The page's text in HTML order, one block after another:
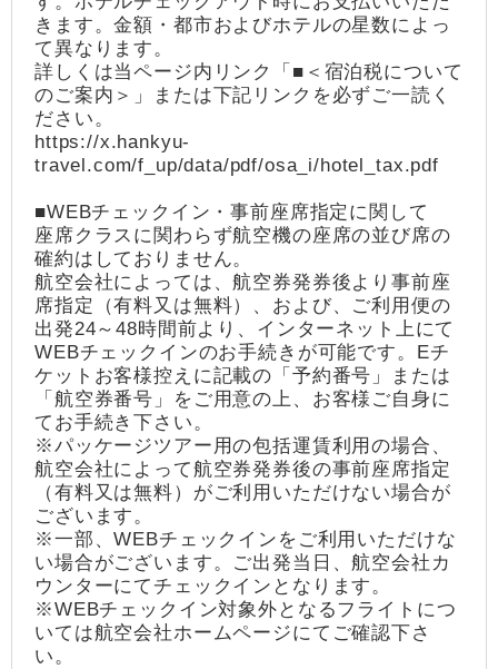
きます。金額・都市およびホテルの星数によっ
て異なります。
詳しくは当ページ内リンク「■＜宿泊税について
のご案内＞」または下記リンクを必ずご一読く
ださい。
https://x.hankyu-
travel.com/f_up/data/pdf/osa_i/hotel_tax.pdf
■WEBチェックイン・事前座席指定に関して
座席クラスに関わらず航空機の座席の並び席の
確約はしておりません。
航空会社によっては、航空券発券後より事前座
席指定（有料又は無料）、および、ご利用便の
出発24～48時間前より、インターネット上にて
WEBチェックインのお手続きが可能です。Eチ
ケットお客様控えに記載の「予約番号」または
「航空券番号」をご用意の上、お客様ご自身に
てお手続き下さい。
※パッケージツアー用の包括運賃利用の場合、
航空会社によって航空券発券後の事前座席指定
（有料又は無料）がご利用いただけない場合が
ございます。
※一部、WEBチェックインをご利用いただけな
い場合がございます。ご出発当日、航空会社カ
ウンターにてチェックインとなります。
※WEBチェックイン対象外となるフライトにつ
いては航空会社ホームページにてご確認下さ
い。